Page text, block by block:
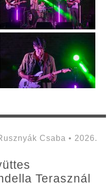
Csaba • 2026.
Terasznál